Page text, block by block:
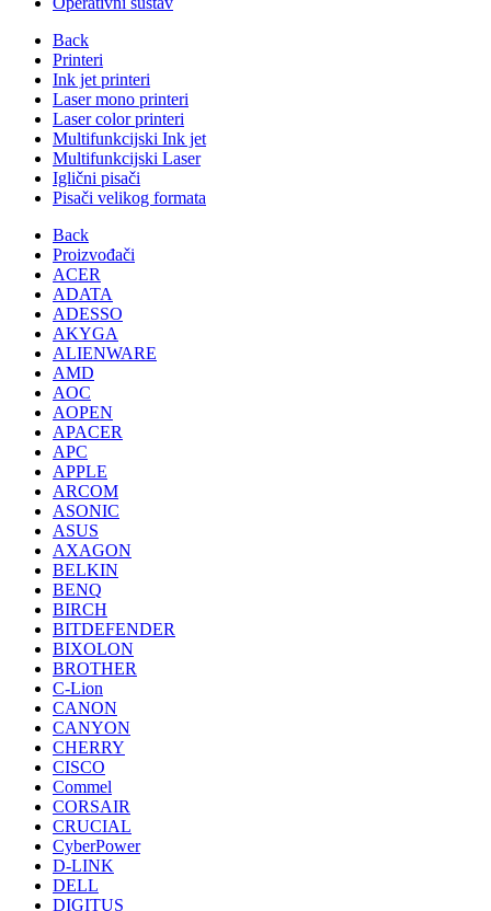
Back
Printeri
Ink jet printeri
Laser mono printeri
Laser color printeri
Multifunkcijski Ink jet
Multifunkcijski Laser
Iglični pisači
Pisači velikog formata
Back
Proizvođači
ACER
ADATA
ADESSO
AKYGA
ALIENWARE
AMD
AOC
AOPEN
APACER
APC
APPLE
ARCOM
ASONIC
ASUS
AXAGON
BELKIN
BENQ
BIRCH
BITDEFENDER
BIXOLON
BROTHER
C-Lion
CANON
CANYON
CHERRY
CISCO
Commel
CORSAIR
CRUCIAL
CyberPower
D-LINK
DELL
DIGITUS